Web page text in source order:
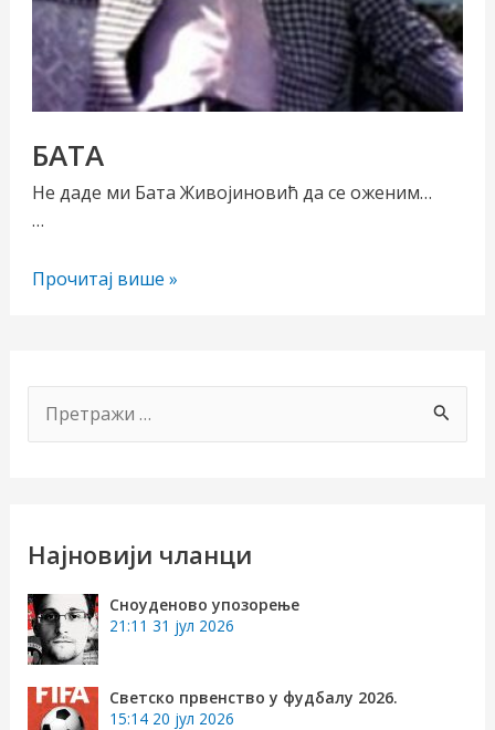
БАТА
Не даде ми Бата Живојиновић да се оженим…
…
БАТА
Прочитај више »
р
р
г
а
з
Најновији чланци
Сноуденово упозорење
21:11 31 јул 2026
Светско првенство у фудбалу 2026.
15:14 20 јул 2026